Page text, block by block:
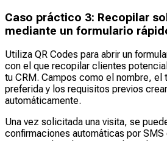
Caso práctico 3: Recopilar
mediante un formulario
Utiliza QR Codes para abrir un
con el que recopilar clientes
tu CRM. Campos como el nombre, el
preferida y los requisitos previos
automáticamente.
Una vez solicitada una visita, se
confirmaciones automáticas por